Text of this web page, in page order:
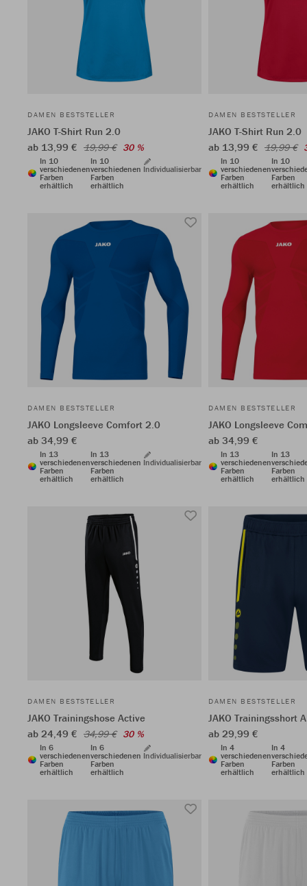
DAMEN BESTSTELLER
JAKO T-Shirt Run 2.0
ab 13,99 € 19,99 € 30 %
In 10
verschiedenen
Farben
erhältlich
In 10
verschiedenen
Farben
erhältlich
Individualisierbar
DAMEN BESTSTELLER
JAKO T-Shirt Run 2.0
ab 13,99 € 19,99 €
In 10
verschiedenen
Farben
erhältlich
In 10
Farben
erhältlich
DAMEN BESTSTELLER
JAKO Longsleeve Comfort 2.0
ab 34,99 €
In 13
verschiedenen
Farben
erhältlich
In 13
verschiedenen
Farben
erhältlich
Individualisierbar
DAMEN BESTSTELLER
JAKO Longsleeve
ab 34,99 €
In 13
verschiedenen
Farben
erhältlich
In 13
Farben
erhältlich
DAMEN BESTSTELLER
JAKO Trainingshose Active
ab 24,49 € 34,99 € 30 %
In 6
verschiedenen
Farben
erhältlich
In 6
verschiedenen
Farben
erhältlich
Individualisierbar
DAMEN BESTSTELLER
JAKO Trainingsshort
ab 29,99 €
In 4
verschiedenen
Farben
erhältlich
In 4
Farben
erhältlich